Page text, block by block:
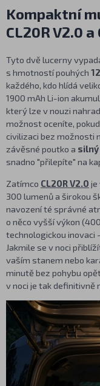
Kompaktní
CL20R V2.0 a
Tyto dvě lucerny
s hmotností pouhých
každého, kdo hlídá
1900 mAh Li-ion
který lze v nouzi
možnost oceníte,
civilizaci bez možnosti
závěsné poutko a silný
snadno "přilepíte" na
Zatímco CL20R V2.0 je
300 lumenů a širokou
navození té správné
o něco vyšší výkon
technologickou inovaci
Jakmile se v noci
vaším stanem nebo
minutě bez pohybu
v noci je tak definitivně